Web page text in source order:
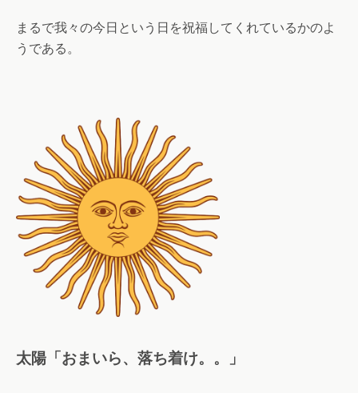
まるで我々の今日という日を祝福してくれているかのよ
うである。
太陽「おまいら、落ち着け。。」